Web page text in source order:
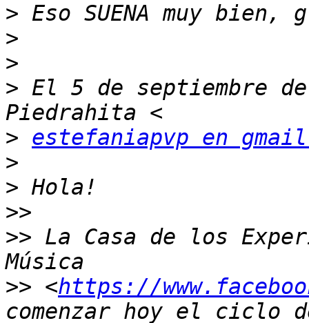
>
>
>
> El 5 de septiembre
> estefaniapvp en
>
>
>>
>> La Casa de los
>> <https://